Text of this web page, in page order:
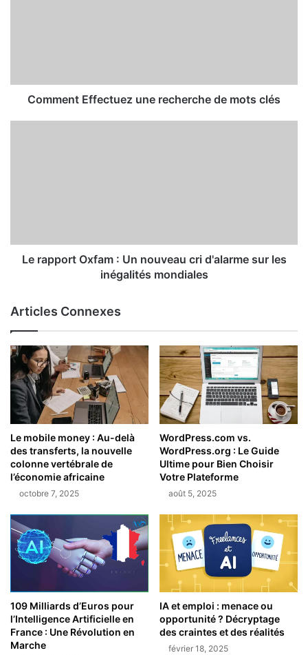
Comment Effectuez une recherche de mots clés
Le rapport Oxfam : Un nouveau cri d'alarme sur les
inégalités mondiales
Articles Connexes
Le mobile money : Au-delà
des transferts, la nouvelle
colonne vertébrale de
l’économie africaine
octobre 7, 2025
WordPress.com vs.
WordPress.org : Le Guide
Ultime pour Bien Choisir
Votre Plateforme
août 5, 2025
109 Milliards d’Euros pour
l’Intelligence Artificielle en
France : Une Révolution en
Marche
IA et emploi : menace ou
opportunité ? Décryptage
des craintes et des réalités
février 18, 2025